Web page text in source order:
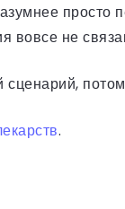
вовсе не
.